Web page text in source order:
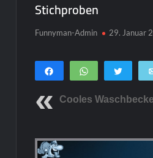
Stichproben
Funnyman-Admin 29. Januar
Teilen WhatsApp
SHARES
Cooles